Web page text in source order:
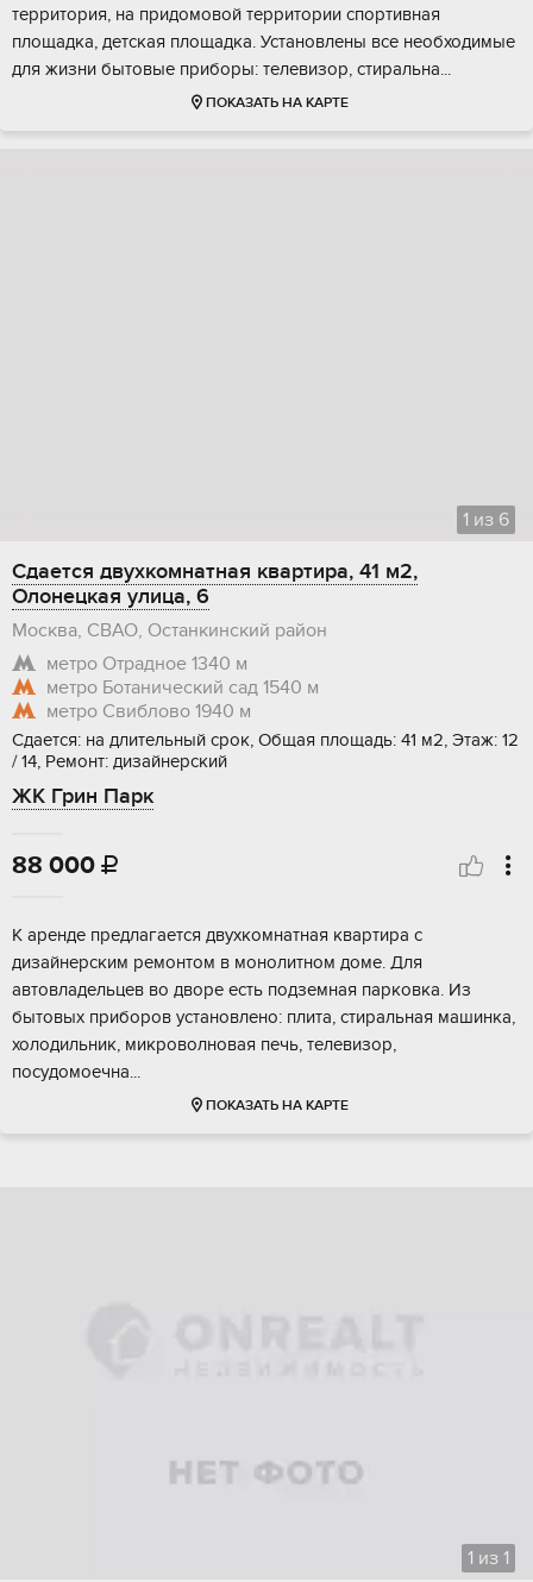
территория, на придомовой территории спортивная
площадка, детская площадка. Установлены все необходимые
для жизни бытовые приборы: телевизор, стиральна...
ПОКАЗАТЬ НА КАРТЕ
1 из 6
Сдается двухкомнатная квартира, 41 м2,
Олонецкая улица, 6
Москва, СВАО, Останкинский район
метро Отрадное 1340 м
метро Ботанический сад 1540 м
метро Свиблово 1940 м
Сдается: на длительный срок, Общая площадь: 41 м2, Этаж: 12
/ 14, Ремонт: дизайнерский
ЖК Грин Парк
88 000 
К аренде предлагается двухкомнатная квартира с
дизайнерским ремонтом в монолитном доме. Для
автовладельцев во дворе есть подземная парковка. Из
бытовых приборов установлено: плита, стиральная машинка,
холодильник, микроволновая печь, телевизор,
посудомоечна...
ПОКАЗАТЬ НА КАРТЕ
1 из 1